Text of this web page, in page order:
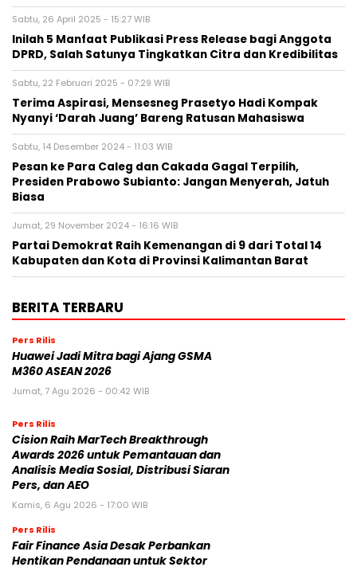
Sabtu, 26 April 2025 - 15:27 WIB
Inilah 5 Manfaat Publikasi Press Release bagi Anggota
DPRD, Salah Satunya Tingkatkan Citra dan Kredibilitas
Sabtu, 22 Februari 2025 - 07:29 WIB
Terima Aspirasi, Mensesneg Prasetyo Hadi Kompak
Nyanyi ‘Darah Juang’ Bareng Ratusan Mahasiswa
Sabtu, 14 Desember 2024 - 11:03 WIB
Pesan ke Para Caleg dan Cakada Gagal Terpilih,
Presiden Prabowo Subianto: Jangan Menyerah, Jatuh
Biasa
Jumat, 29 November 2024 - 16:16 WIB
Partai Demokrat Raih Kemenangan di 9 dari Total 14
Kabupaten dan Kota di Provinsi Kalimantan Barat
BERITA TERBARU
Pers Rilis
Huawei Jadi Mitra bagi Ajang GSMA
M360 ASEAN 2026
Jumat, 7 Agu 2026 - 00:42 WIB
Pers Rilis
Cision Raih MarTech Breakthrough
Awards 2026 untuk Pemantauan dan
Analisis Media Sosial, Distribusi Siaran
Pers, dan AEO
Kamis, 6 Agu 2026 - 17:00 WIB
Pers Rilis
Fair Finance Asia Desak Perbankan
Hentikan Pendanaan untuk Sektor